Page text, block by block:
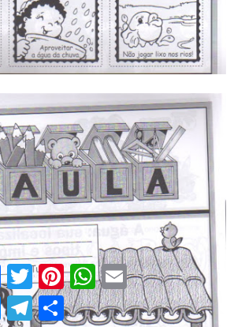
Facebook
TwitterPinterestWhatsApp
Email
MessengerTelegramCompartilhar